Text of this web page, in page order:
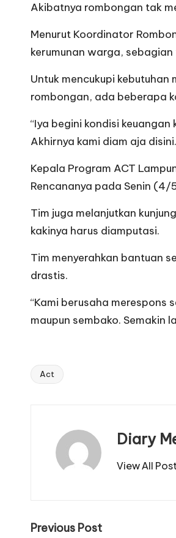
Akibatnya rombongan tak
Menurut Koordinator
kerumunan warga,
Untuk mencukupi
rombongan, ada beberapa
“Iya begini kondisi
Akhirnya kami diam aja
Kepala Program ACT
Rencananya pada Senin (4/
Tim juga melanjutkan
kakinya harus diamputasi.
Tim menyerahkan bantuan
drastis.
“Kami berusaha
maupun sembako. Semakin
Tags:
Act
Diary
View All
Post
Previous Post